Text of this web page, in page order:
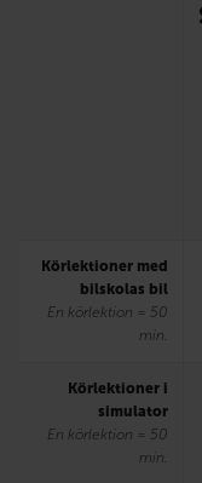
Körlektioner med
bilskolas bil
En körlektion = 50
min.
Körlektioner i
simulator
En körlektion = 50
min.